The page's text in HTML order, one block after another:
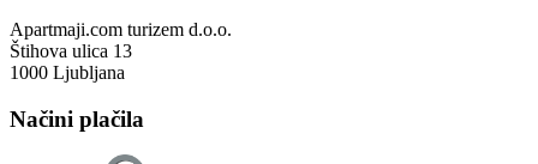
Apartmaji.com turizem d.o.o.
Štihova ulica 13
1000 Ljubljana
Načini plačila